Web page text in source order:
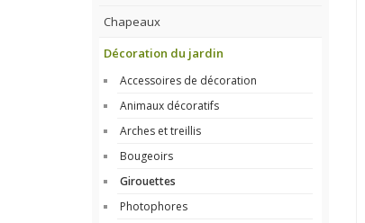
Chapeaux
Décoration du jardin
Accessoires de décoration
Animaux décoratifs
Arches et treillis
Bougeoirs
Girouettes
Photophores